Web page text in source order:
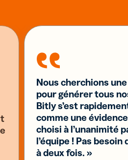
Nous cherchions
pour générer tous
Bitly s’est
comme une
choisi à l’unanimité
l’équipe ! Pas besoin
à deux fois. »